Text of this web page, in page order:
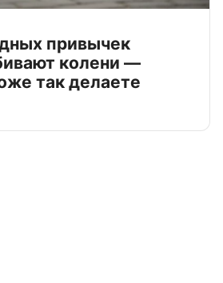
привычек
колени —
так делаете